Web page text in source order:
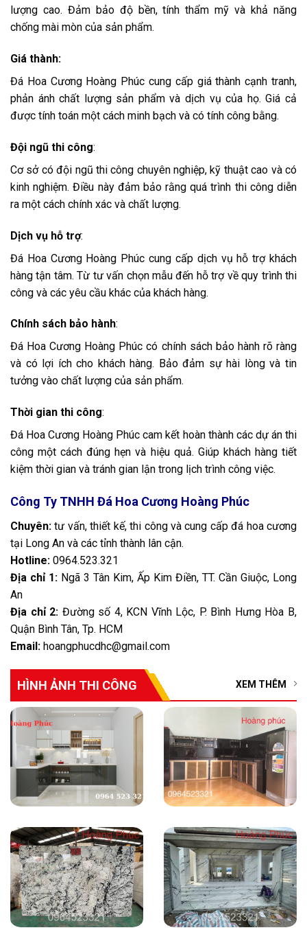
lượng cao. Đảm bảo độ bền, tính thẩm mỹ và khả năng
chống mài mòn của sản phẩm.
Giá thành:
Đá Hoa Cương Hoàng Phúc cung cấp giá thành cạnh tranh,
phản ánh chất lượng sản phẩm và dịch vụ của họ. Giá cả
được tính toán một cách minh bạch và có tính công bằng.
Đội ngũ thi công:
Cơ sở có đội ngũ thi công chuyên nghiệp, kỹ thuật cao và có
kinh nghiệm. Điều này đảm bảo rằng quá trình thi công diễn
ra một cách chính xác và chất lượng.
Dịch vụ hỗ trợ:
Đá Hoa Cương Hoàng Phúc cung cấp dịch vụ hỗ trợ khách
hàng tận tâm. Từ tư vấn chọn mẫu đến hỗ trợ về quy trình thi
công và các yêu cầu khác của khách hàng.
Chính sách bảo hành:
Đá Hoa Cương Hoàng Phúc có chính sách bảo hành rõ ràng
và có lợi ích cho khách hàng. Bảo đảm sự hài lòng và tin
tưởng vào chất lượng của sản phẩm.
Thời gian thi công:
Đá Hoa Cương Hoàng Phúc cam kết hoàn thành các dự án thi
công một cách đúng hẹn và hiệu quả. Giúp khách hàng tiết
kiệm thời gian và tránh gian lận trong lịch trình công việc.
Công Ty TNHH Đá Hoa Cương Hoàng Phúc
Chuyên: tư vấn, thiết kế, thi công và cung cấp đá hoa cương
tại Long An và các tỉnh thành lân cận.
Hotline: 0964.523.321
Địa chỉ 1: Ngã 3 Tân Kim, Ấp Kim Điền, TT. Cần Giuộc, Long
An
Địa chỉ 2: Đường số 4, KCN Vĩnh Lộc, P. Bình Hưng Hòa B,
Quận Bình Tân, Tp. HCM
Email: hoangphucdhc@gmail.com
HÌNH ẢNH THI CÔNG XEM THÊM